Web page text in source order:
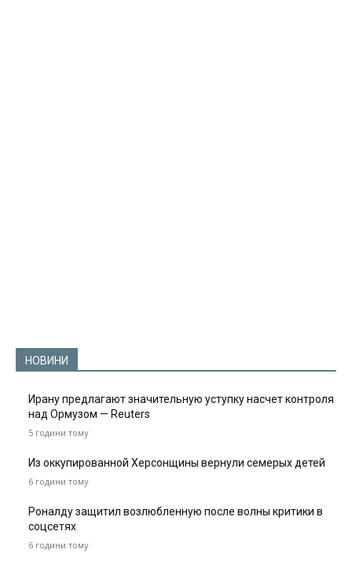
НОВИНИ
Ирану предлагают значительную уступку насчет контроля
над Ормузом — Reuters
5 години тому
Из оккупированной Херсонщины вернули семерых детей
6 години тому
Роналду защитил возлюбленную после волны критики в
соцсетях
6 години тому